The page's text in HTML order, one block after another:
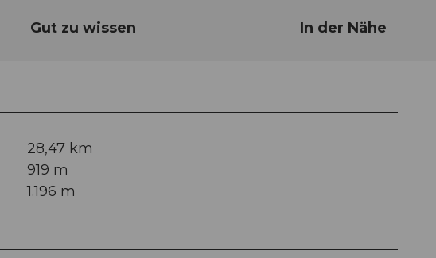
Gut zu wissen In der Nähe
28,47 km
919 m
1.196 m